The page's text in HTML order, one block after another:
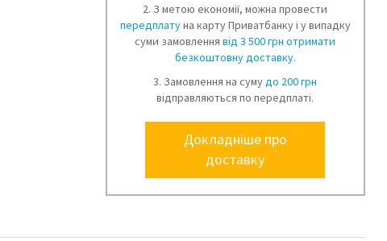
2. З метою економії, можна провести
передплатуна карту Приватбанку і у випадку
суми замовленнявід 3 500 грн отримати
безкоштовну доставку.
3. Замовлення на сумудо 200 грн
відправляються по передплаті.
Докладніше про
доставку